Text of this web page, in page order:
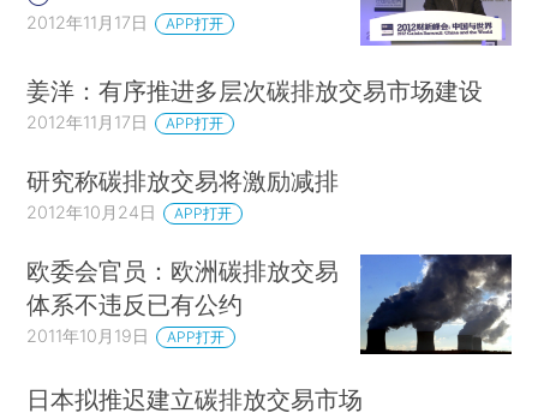
2012年11月17日 APP打开
姜洋：有序推进多层次碳排放交易市场建设
2012年11月17日 APP打开
研究称碳排放交易将激励减排
2012年10月24日 APP打开
欧委会官员：欧洲碳排放交易
体系不违反已有公约
2011年10月19日 APP打开
日本拟推迟建立碳排放交易市场